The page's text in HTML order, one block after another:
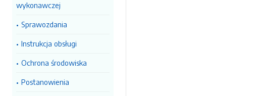
wykonawczej
Sprawozdania
Instrukcja obsługi
Ochrona środowiska
Postanowienia